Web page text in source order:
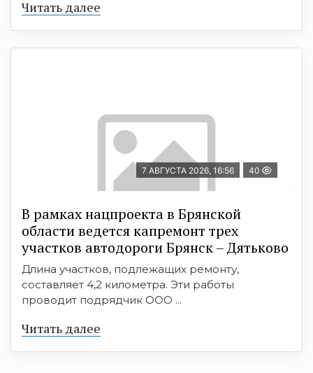
Читать далее
7 АВГУСТА 2026, 16:56 40
В рамках нацпроекта в Брянской
области ведется капремонт трех
участков автодороги Брянск – Дятьково
Длина участков, подлежащих ремонту,
составляет 4,2 километра. Эти работы
проводит подрядчик ООО ...
Читать далее